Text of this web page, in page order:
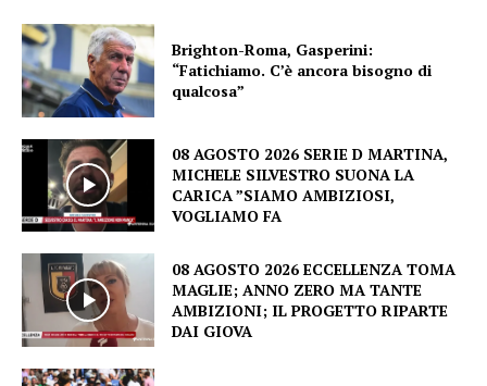
Brighton-Roma, Gasperini:
“Fatichiamo. C’è ancora bisogno di
qualcosa”
08 AGOSTO 2026 SERIE D MARTINA,
MICHELE SILVESTRO SUONA LA
CARICA ”SIAMO AMBIZIOSI,
VOGLIAMO FA
08 AGOSTO 2026 ECCELLENZA TOMA
MAGLIE; ANNO ZERO MA TANTE
AMBIZIONI; IL PROGETTO RIPARTE
DAI GIOVA